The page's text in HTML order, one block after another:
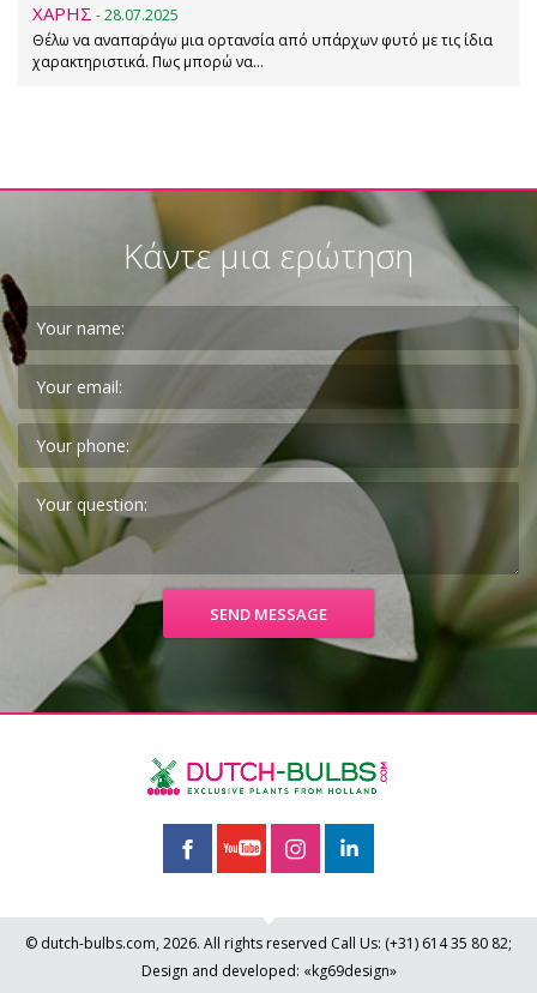
ΧΑΡΗΣ - 28.07.2025
Θέλω να αναπαράγω μια ορτανσία από υπάρχων φυτό με τις ίδια
χαρακτηριστικά. Πως μπορώ να…
Κάντε μια ερώτηση
© dutch-bulbs.com, 2026. All rights reserved Call Us: (+31) 614 35 80 82;
Design and developed: «kg69design»